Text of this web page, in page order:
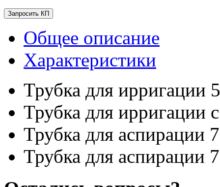
Запросить КП
Общее описание
Характеристики
Трубка для ирригации
Трубка для
Трубка для аспирации
Трубка для аспирации